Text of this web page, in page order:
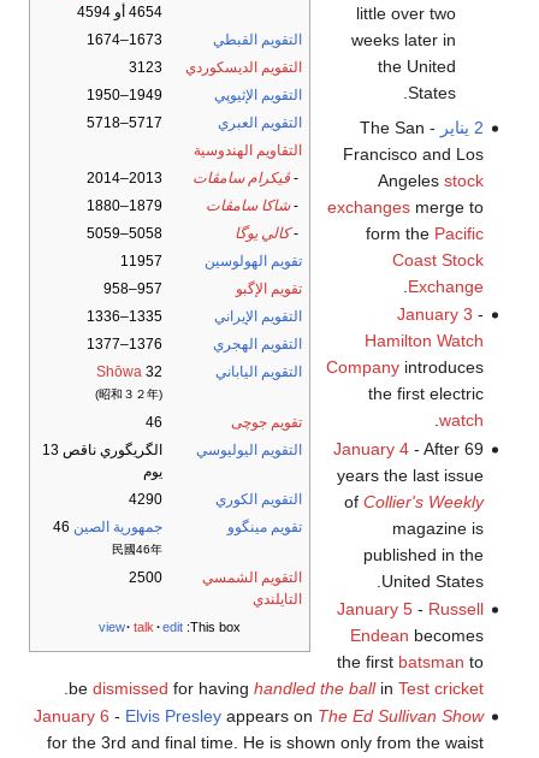
4654 أو 4594
التقويم القبطي
1673–1674
التقويم الديسكوردي
3123
التقويم الإثيوپي
1949–1950
التقويم العبري
5717–5718
التقاويم الهندوسية
- ڤيكرام سامڤات
2013–2014
-شاكا سامڤات
1879–1880
-كالي يوگا
5058–5059
تقويم الهولوسين
11957
تقويم الإگبو
957–958
التقويم الإيراني
1335–1336
التقويم الهجري
1376–1377
التقويم الياباني
Shōwa 32
(昭和３２年)
تقويم جوچى
46
التقويم اليوليوسي
الگريگوري ناقص 13
يوم
التقويم الكوري
4290
تقويم مينگوو
جمهورية الصين
民國46年
التقويم الشمسي
التايلندي
2500
This box:
view talk edit
little over two
weeks later in
the United
States.
2 يناير
- The San
Francisco and Los
Angeles stock
exchangesmerge to
form the Pacific
Coast Stock
Exchange
January 3 -
Hamilton Watch
Companyintroduces
the first electric
watch
January 4- After 69
years the last issue
of Collier's Weekly
magazine is
published in the
United States.
January 5- Russell
Endean becomes
the first batsman to
be dismissed for having handled the ballin Test cricket
January 6 - Elvis Presleyappears on The Ed Sullivan Show
for the 3rd and final time. He is shown only from the waist